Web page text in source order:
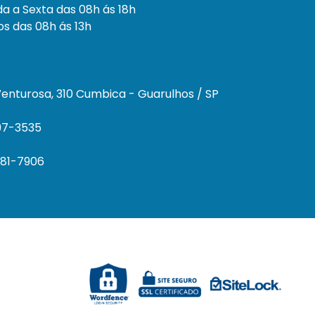
a Sexta das 08h ás 18h
das 08h ás 13h
310 Cumbica - Guarulhos / SP
3535
7906